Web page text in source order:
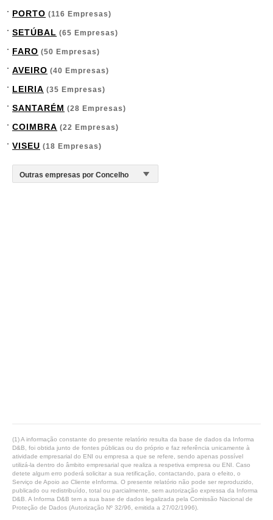
PORTO (116 Empresas)
SETÚBAL (65 Empresas)
FARO (50 Empresas)
AVEIRO (40 Empresas)
LEIRIA (35 Empresas)
SANTARÉM (28 Empresas)
COIMBRA (22 Empresas)
VISEU (18 Empresas)
(1) A informação constante do presente relatório resulta da base de dados da Informa
D&B, foi obtida junto de fontes públicas ou do próprio e faz referência unicamente à
atividade empresarial do ENI ou empresa a que se refere, sendo apenas possível
utilizá-la dentro do âmbito empresarial que realiza a respetiva empresa ou ENI. Caso
detete algum erro poderá solicitar a sua retificação, contactando, para o efeito, o
Serviço de Apoio ao Cliente eInforma. O presente relatório não pode ser reproduzido,
publicado ou redistribuído, total ou parcialmente, sem autorização expressa da Informa
D&B. A Informa D&B tem a sua base de dados legalizada pela Comissão Nacional de
Proteção de Dados (Autorização Nº 32/96, emitida a 27/02/1996).